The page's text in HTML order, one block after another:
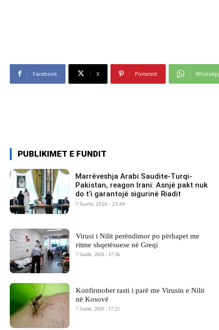
Facebook X Pinterest
PUBLIKIMET E FUNDIT
Marrëveshja Arabi Saudite-Turqi-
Pakistan, reagon Irani: Asnjë pakt nuk
do t’i garantojë sigurinë Riadit
7 Gusht, 2026 - 23:49
Virusi i Nilit perëndimor po përhapet me
ritme shqetësuese në Greqi
7 Gusht, 2026 - 17:56
Konfirmohet rasti i parë me Virusin e Nilit
në Kosovë
7 Gusht, 2026 - 17:22